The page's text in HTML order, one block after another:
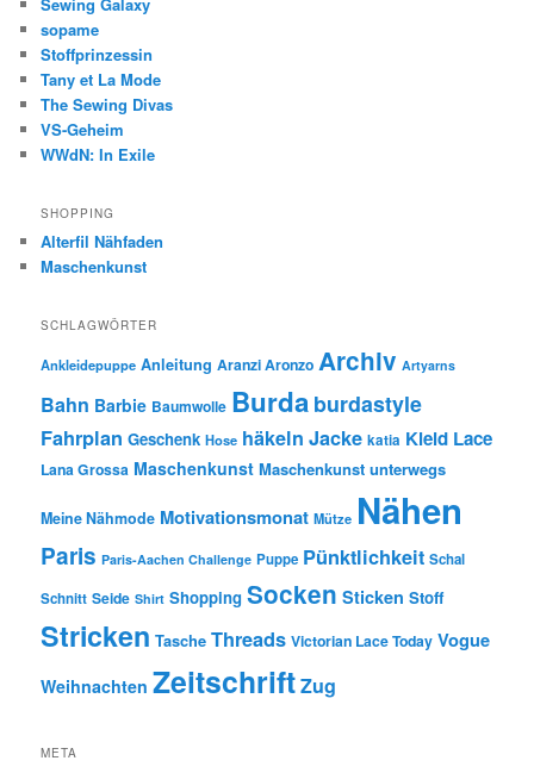
sopame
Stoffprinzessin
Tany et La Mode
The Sewing Divas
VS-Geheim
WWdN: In Exile
SHOPPING
Alterfil Nähfaden
Maschenkunst
SCHLAGWÖRTER
Ankleidepuppe Anleitung Aranzi Aronzo Archiv Artyarns
Bahn Barbie Baumwolle Burda burdastyle
Fahrplan Geschenk Hose häkeln Jacke katia Kleid Lace
Lana Grossa Maschenkunst Maschenkunst unterwegs
Meine Nähmode Motivationsmonat Mütze Nähen
Paris Paris-Aachen Challenge Puppe Pünktlichkeit Schal
Schnitt Seide Shirt Shopping Socken Sticken Stoff
Stricken Tasche Threads Victorian Lace Today Vogue
Weihnachten ZeitschriftZug
META